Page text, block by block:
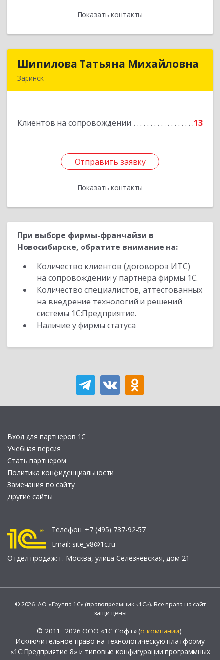
Показать контакты
Назад
Шипилова Татьяна Михайловна
Заринск
Клиентов на сопровождении 13
Отправить заявку
Показать контакты
Шипилова Татьяна Михайловна
Отправить заявку
Назад
При выборе фирмы-франчайзи в
Новосибирске, обратите внимание на:
Количество клиентов (договоров ИТС)
на сопровождении у партнера фирмы 1С.
Количество специалистов, аттестованных
на внедрение технологий и решений
системы 1С:Предприятие.
Наличие у фирмы статуса
Вход для партнеров 1С
Учебная версия
Стать партнером
Политика конфиденциальности
Замечания по сайту
Другие сайты
Телефон: +7 (495) 737-92-57
Email: site_v8@1c.ru
Отдел продаж: г. Москва, улица Селезнёвская, дом 21
© 2026 АО «Группа 1С» (правопреемник «1С»). Все права на сайт
защищены
© 2011- 2026 ООО «1С-Софт» (о компании).
Исключительное право на технологическую платформу
«1С:Предприятие 8» и типовые конфигурации программных